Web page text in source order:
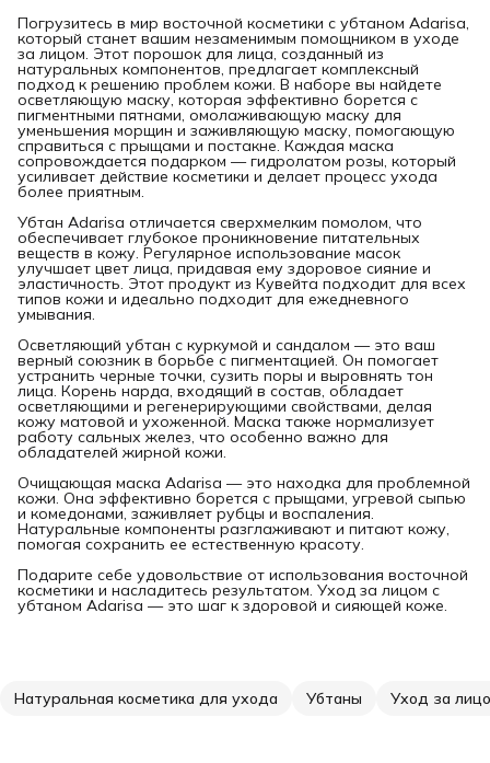
Погрузитесь в мир восточной косметики с убтаном Adarisa,
который станет вашим незаменимым помощником в уходе
за лицом. Этот порошок для лица, созданный из
натуральных компонентов, предлагает комплексный
подход к решению проблем кожи. В наборе вы найдете
осветляющую маску, которая эффективно борется с
пигментными пятнами, омолаживающую маску для
уменьшения морщин и заживляющую маску, помогающую
справиться с прыщами и постакне. Каждая маска
сопровождается подарком — гидролатом розы, который
усиливает действие косметики и делает процесс ухода
более приятным.
Убтан Adarisa отличается сверхмелким помолом, что
обеспечивает глубокое проникновение питательных
веществ в кожу. Регулярное использование масок
улучшает цвет лица, придавая ему здоровое сияние и
эластичность. Этот продукт из Кувейта подходит для всех
типов кожи и идеально подходит для ежедневного
умывания.
Осветляющий убтан с куркумой и сандалом — это ваш
верный союзник в борьбе с пигментацией. Он помогает
устранить черные точки, сузить поры и выровнять тон
лица. Корень нарда, входящий в состав, обладает
осветляющими и регенерирующими свойствами, делая
кожу матовой и ухоженной. Маска также нормализует
работу сальных желез, что особенно важно для
обладателей жирной кожи.
Очищающая маска Adarisa — это находка для проблемной
кожи. Она эффективно борется с прыщами, угревой сыпью
и комедонами, заживляет рубцы и воспаления.
Натуральные компоненты разглаживают и питают кожу,
помогая сохранить ее естественную красоту.
Подарите себе удовольствие от использования восточной
косметики и насладитесь результатом. Уход за лицом с
убтаном Adarisa — это шаг к здоровой и сияющей коже.
Натуральная косметика для ухода Убтаны Уход за